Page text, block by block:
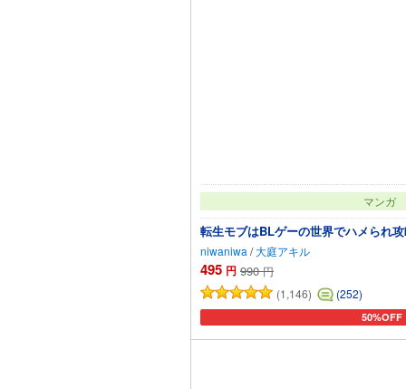
マンガ
転生モブはBLゲーの世界でハメられ
niwaniwa /大庭アキル
495 円 990 円
(1,146)
(252)
50%OFF
カートに